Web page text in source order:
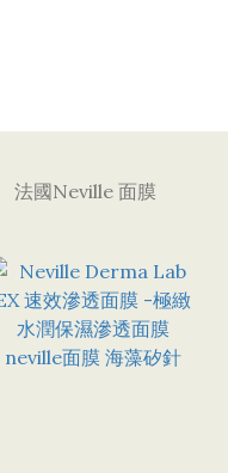
法國Neville 面膜